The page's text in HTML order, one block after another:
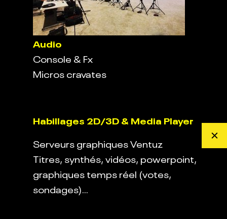
Audio
Console & Fx
Micros cravates
Habillages 2D/3D & Media Player
Serveurs graphiques Ventuz
Titres, synthés, vidéos, powerpoint,
graphiques temps réel (votes,
sondages)…